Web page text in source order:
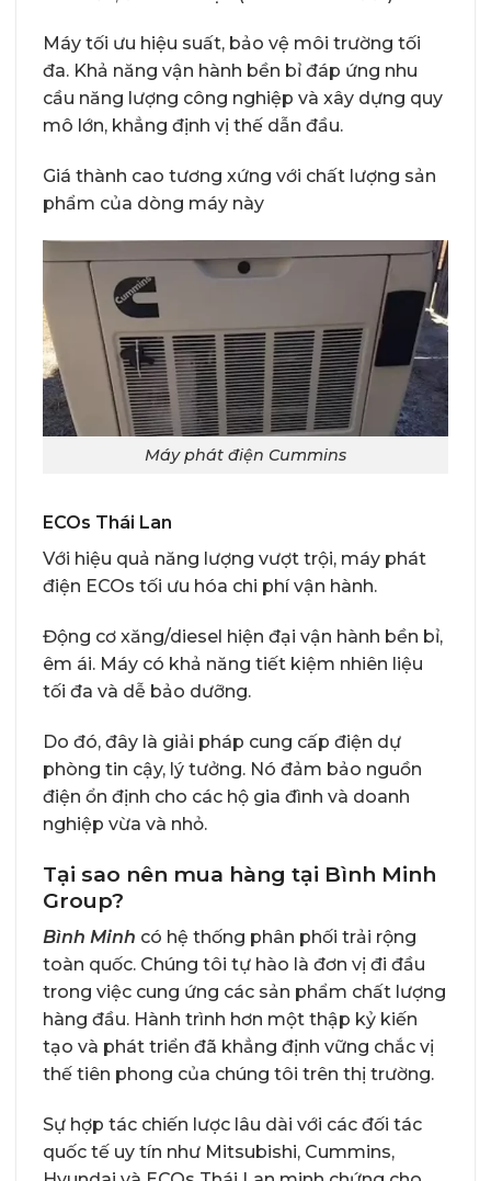
Máy tối ưu hiệu suất, bảo vệ môi trường tối
đa. Khả năng vận hành bền bỉ đáp ứng nhu
cầu năng lượng công nghiệp và xây dựng quy
mô lớn, khẳng định vị thế dẫn đầu.
Giá thành cao tương xứng với chất lượng sản
phẩm của dòng máy này
Máy phát điện Cummins
ECOs Thái Lan
Với hiệu quả năng lượng vượt trội, máy phát
điện ECOs tối ưu hóa chi phí vận hành.
Động cơ xăng/diesel hiện đại vận hành bền bỉ,
êm ái. Máy có khả năng tiết kiệm nhiên liệu
tối đa và dễ bảo dưỡng.
Do đó, đây là giải pháp cung cấp điện dự
phòng tin cậy, lý tưởng. Nó đảm bảo nguồn
điện ổn định cho các hộ gia đình và doanh
nghiệp vừa và nhỏ.
Tại sao nên mua hàng tại Bình Minh
Group?
Bình Minh có hệ thống phân phối trải rộng
toàn quốc. Chúng tôi tự hào là đơn vị đi đầu
trong việc cung ứng các sản phẩm chất lượng
hàng đầu. Hành trình hơn một thập kỷ kiến
tạo và phát triển đã khẳng định vững chắc vị
thế tiên phong của chúng tôi trên thị trường.
Sự hợp tác chiến lược lâu dài với các đối tác
quốc tế uy tín như Mitsubishi, Cummins,